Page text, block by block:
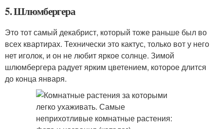
5. Шлюмбергера
Это тот самый декабрист, который тоже раньше был во
всех квартирах. Технически это кактус, только вот у него
нет иголок, и он не любит яркое солнце. Зимой
шлюмбергера радует ярким цветением, которое длится
до конца января.